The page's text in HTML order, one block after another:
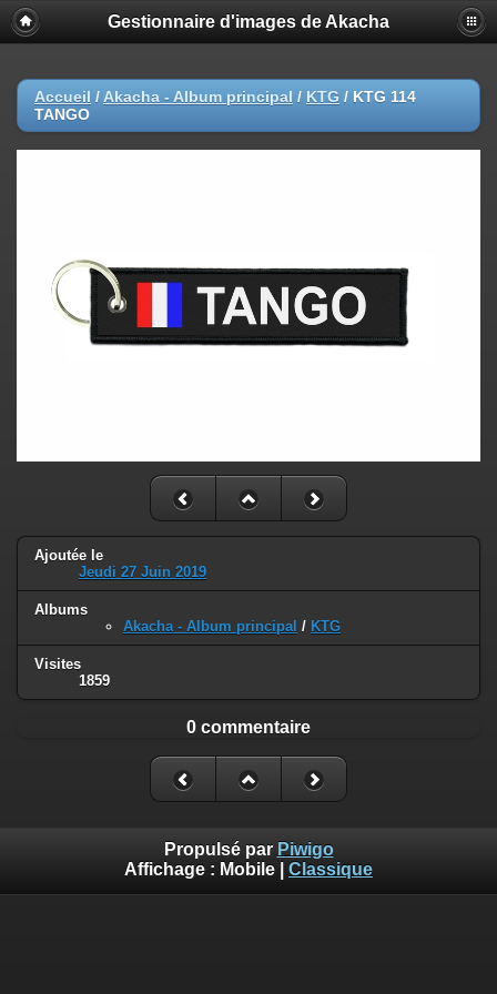
Gestionnaire d'images de Akacha
Accueil / Akacha - Album principal / KTG / KTG 114
TANGO
Ajoutée le
Jeudi 27 Juin 2019
Albums
Akacha - Album principal / KTG
Visites
1859
0 commentaire
Propulsé par Piwigo
Affichage : Mobile Classique